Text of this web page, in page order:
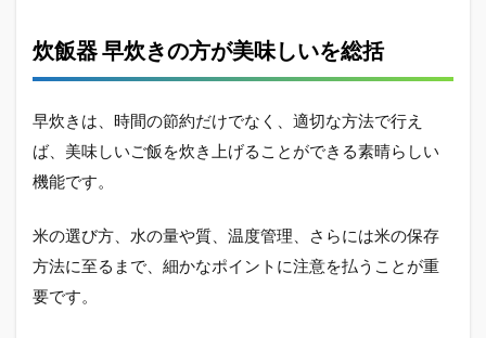
炊飯器 早炊きの方が美味しいを総括
早炊きは、時間の節約だけでなく、適切な方法で行え
ば、美味しいご飯を炊き上げることができる素晴らしい
機能です。
米の選び方、水の量や質、温度管理、さらには米の保存
方法に至るまで、細かなポイントに注意を払うことが重
要です。